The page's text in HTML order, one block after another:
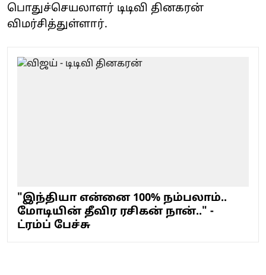
பொதுச்செயலாளர் டிடிவி தினகரன்
விமர்சித்துள்ளார்.
"இந்தியா என்னை 100% நம்பலாம்..
மோடியின் தீவிர ரசிகன் நான்.." -
ட்ரம்ப் பேச்சு